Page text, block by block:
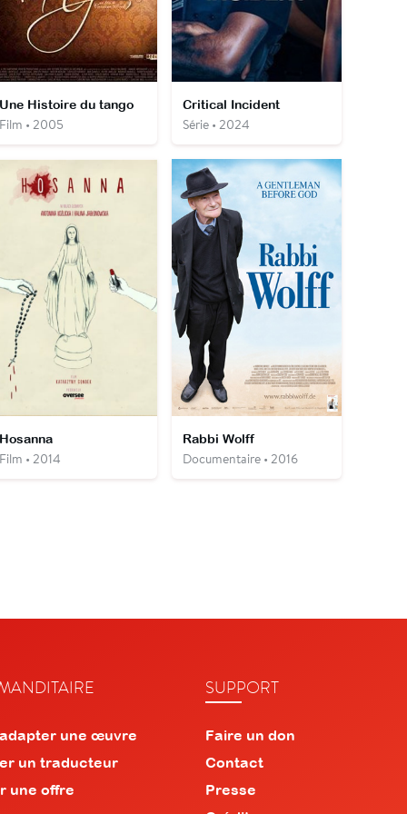
Histoire du tango
• 2005
Critical Incident
Série • 2024
• 2014
Rabbi Wolff
Documentaire • 2016
une œuvre
un traducteur
une offre
SUPPORT
Faire un don
Contact
Presse